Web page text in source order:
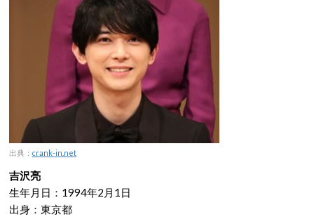
出典： crank-in.net
吉沢亮
生年月日：1994年2月1日
出身：東京都